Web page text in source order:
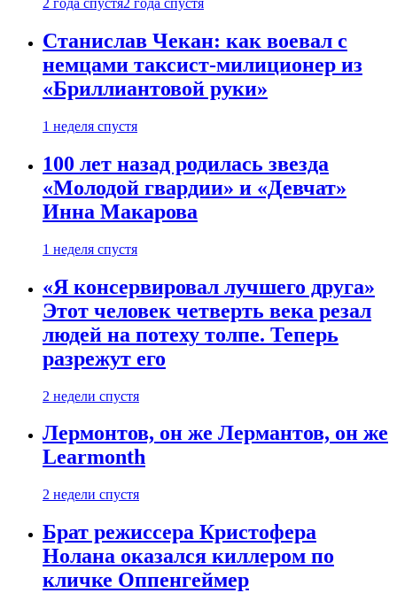
2 года спустя2 года спустя
Станислав Чекан: как воевал с
немцами таксист-милиционер из
«Бриллиантовой руки»
1 неделя спустя
100 лет назад родилась звезда
«Молодой гвардии» и «Девчат»
Инна Макарова
1 неделя спустя
«Я консервировал лучшего друга»
Этот человек четверть века резал
людей на потеху толпе. Теперь
разрежут его
2 недели спустя
Лермонтов, он же Лермантов, он же
Learmonth
2 недели спустя
Брат режиссера Кристофера
Нолана оказался киллером по
кличке Оппенгеймер